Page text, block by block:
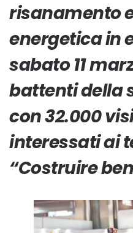
risanamento
energetica in
sabato 11
battenti della
con 32.000
interessati ai
“Costruire